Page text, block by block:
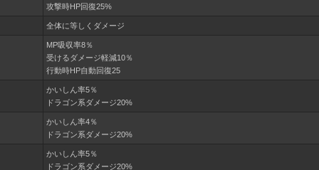
攻撃時HP回復25%
全体に等しくダメージ
MP吸収率8％
受けるダメージ軽減10％
行動時HP自動回復25
かいしん率5％
ドラゴン系ダメージ20%
かいしん率4％
ドラゴン系ダメージ20%
かいしん率5％
ドラゴン系ダメージ20%